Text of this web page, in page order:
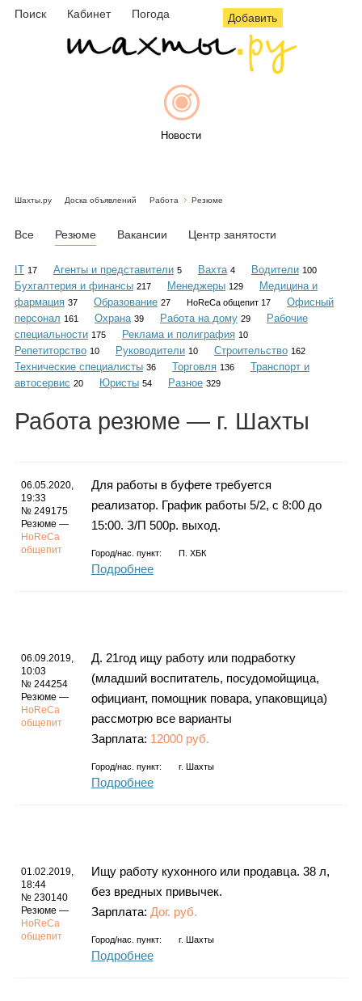
Поиск Кабинет Погода Добавить
Новости
Объявления
Каталог
Гороскоп
Фотогалерея
Шахты.ру Доска объявлений Работа Резюме
Все Резюме Вакансии Центр занятости
IT 17 Агенты и представители 5 Вахта 4 Водители 100
Бухгалтерия и финансы 217 Менеджеры 129
Медицина и
фармация 37 Образование 27 HoReCa общепит 17
Офисный
персонал 161 Охрана 39 Работа на дому 29
Рабочие
специальности 175 Реклама и полиграфия 10
Репетиторство 10 Руководители 10 Строительство 162
Технические специалисты 36 Торговля 136
Транспорт и
автосервис 20 Юристы 54 Разное 329
Работа резюме — г. Шахты
06.05.2020,
19:33
№ 249175
Резюме —
HoReCa
общепит
Для работы в буфете требуется
реализатор. График работы 5/2, с 8:00 до
15:00. З/П 500р. выход.
Город/нас. пункт: П. ХБК
Подробнее
06.09.2019,
10:03
№ 244254
Резюме —
HoReCa
общепит
Д. 21год ищу работу или подработку
(младший воспитатель, посудомойщица,
официант, помощник повара, упаковщица)
рассмотрю все варианты
Зарплата: 12000 руб.
Город/нас. пункт: г. Шахты
Подробнее
01.02.2019,
18:44
№ 230140
Резюме —
HoReCa
общепит
Ищу работу кухонного или продавца. 38 л,
без вредных привычек.
Зарплата: Дог. руб.
Город/нас. пункт: г. Шахты
Подробнее